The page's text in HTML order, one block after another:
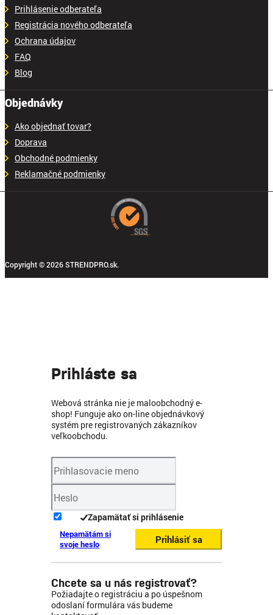
Prihlásenie odberateľa
Registrácia nového odberateľa
Ochrana údajov
FAQ
Blog
Objednávky
Ako objednať tovar?
Doprava
Obchodné podmienky
Reklamačné podmienky
Copyright © 2026 STRENDPRO.sk.
Prihláste sa
Webová stránka nie je maloobchodný e-
shop! Funguje ako on-line objednávkový
systém pre registrovaných zákazníkov
veľkoobchodu.
Zapamätať si prihlásenie
Nepamätám si
svoje heslo
Prihlásiť sa
Chcete sa u nás registrovať?
Požiadajte o registráciu a po úspešnom
odoslaní formulára vás budeme